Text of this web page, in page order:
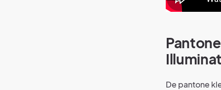
De pantone